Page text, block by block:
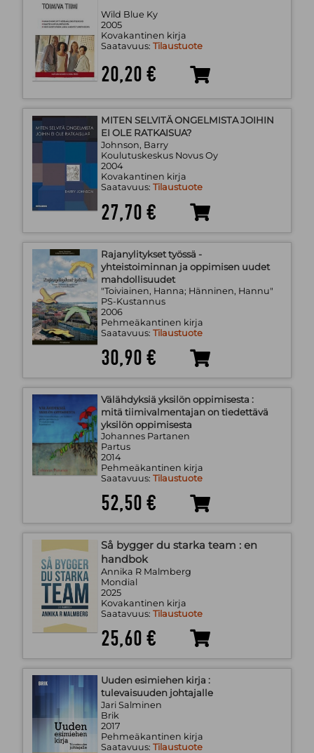
Wild Blue Ky
2005
Kovakantinen kirja
Saatavuus: Tilaustuote
20,20 €
MITEN SELVITÄ ONGELMISTA JOIHIN
EI OLE RATKAISUA?
Johnson, Barry
Koulutuskeskus Novus Oy
2004
Kovakantinen kirja
Saatavuus: Tilaustuote
27,70 €
Rajanylitykset työssä -
yhteistoiminnan ja oppimisen uudet
mahdollisuudet
"Toiviainen, Hanna; Hänninen, Hannu"
PS-Kustannus
2006
Pehmeäkantinen kirja
Saatavuus: Tilaustuote
30,90 €
Välähdyksiä yksilön oppimisesta :
mitä tiimivalmentajan on tiedettävä
yksilön oppimisesta
Johannes Partanen
Partus
2014
Pehmeäkantinen kirja
Saatavuus: Tilaustuote
52,50 €
Så bygger du starka team : en
handbok
Annika R Malmberg
Mondial
2025
Kovakantinen kirja
Saatavuus: Tilaustuote
25,60 €
Uuden esimiehen kirja :
tulevaisuuden johtajalle
Jari Salminen
Brik
2017
Pehmeäkantinen kirja
Saatavuus: Tilaustuote